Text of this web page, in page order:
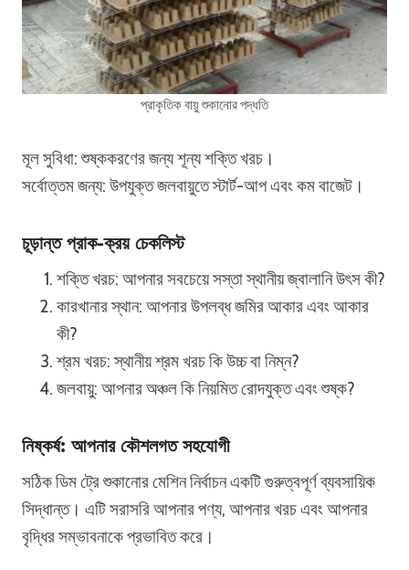
প্রাকৃতিক বায়ু শুকানোর পদ্ধতি
মূল সুবিধা: শুষ্ককরণের জন্য শূন্য শক্তি খরচ।
সর্বোত্তম জন্য: উপযুক্ত জলবায়ুতে স্টার্ট-আপ এবং কম বাজেট।
চূড়ান্ত প্রাক-ক্রয় চেকলিস্ট
শক্তি খরচ: আপনার সবচেয়ে সস্তা স্থানীয় জ্বালানি উৎস কী?
কারখানার স্থান: আপনার উপলব্ধ জমির আকার এবং আকার
কী?
শ্রম খরচ: স্থানীয় শ্রম খরচ কি উচ্চ বা নিম্ন?
জলবায়ু: আপনার অঞ্চল কি নিয়মিত রোদযুক্ত এবং শুষ্ক?
নিষ্কর্ষ: আপনার কৌশলগত সহযোগী
সঠিক ডিম ট্রে শুকানোর মেশিন নির্বাচন একটি গুরুত্বপূর্ণ ব্যবসায়িক
সিদ্ধান্ত। এটি সরাসরি আপনার পণ্য, আপনার খরচ এবং আপনার
বৃদ্ধির সম্ভাবনাকে প্রভাবিত করে।